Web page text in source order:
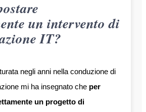
un intervento di
IT?
negli anni nella conduzione di
mi ha insegnato che per
un progetto di